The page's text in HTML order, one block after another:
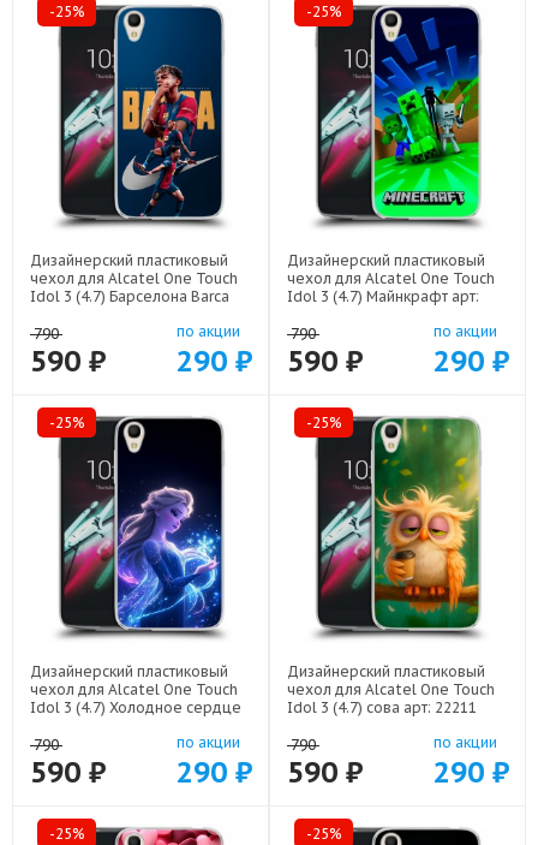
-25%
Дизайнерский пластиковый
чехол для Alcatel One Touch
Idol 3 (4.7) Барселона Barca
790
590 ₽
по акции
290 ₽
-25%
Дизайнерский пластиковый
чехол для Alcatel One Touch
Idol 3 (4.7) Майнкрафт арт:
790
590 ₽
по акции
290 ₽
-25%
Дизайнерский пластиковый
чехол для Alcatel One Touch
Idol 3 (4.7) Холодное сердце
790
590 ₽
по акции
290 ₽
-25%
Дизайнерский пластиковый
чехол для Alcatel One Touch
Idol 3 (4.7) сова арт: 22211
790
590 ₽
по акции
290 ₽
-25% -25%